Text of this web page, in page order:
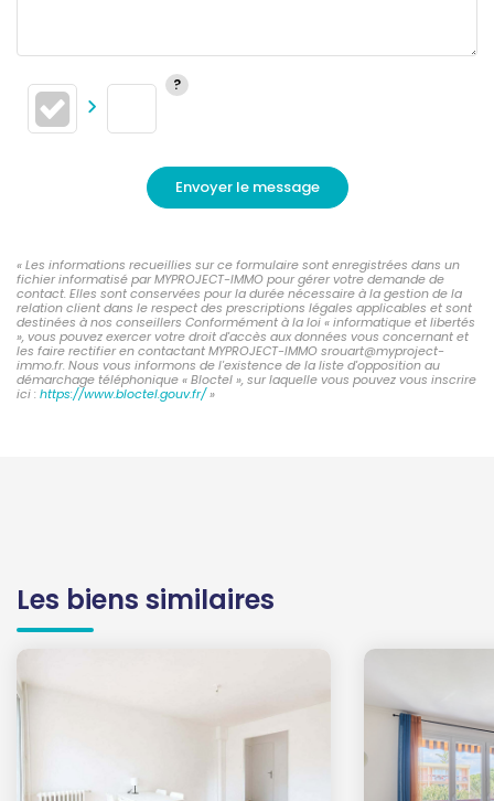
Envoyer le message
« Les informations recueillies sur ce formulaire sont enregistrées dans un
fichier informatisé par MYPROJECT-IMMO pour gérer votre demande de
contact. Elles sont conservées pour la durée nécessaire à la gestion de la
relation client dans le respect des prescriptions légales applicables et sont
destinées à nos conseillers Conformément à la loi « informatique et libertés
», vous pouvez exercer votre droit d'accès aux données vous concernant et
les faire rectifier en contactant MYPROJECT-IMMO srouart@myproject-
immo.fr. Nous vous informons de l'existence de la liste d'opposition au
démarchage téléphonique « Bloctel », sur laquelle vous pouvez vous inscrire
ici : https://www.bloctel.gouv.fr/»
Les biens similaires